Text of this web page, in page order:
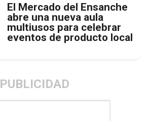
El Mercado del Ensanche
abre una nueva aula
multiusos para celebrar
eventos de producto local
PUBLICIDAD